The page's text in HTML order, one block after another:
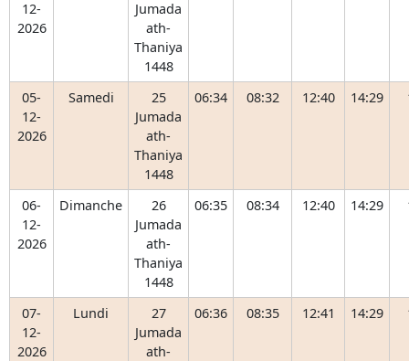
12-
2026
Jumada
ath-
Thaniya
1448
05-
12-
2026
Samedi
25
Jumada
ath-
Thaniya
1448
06:34 08:32 12:40 14:29
06-
12-
2026
Dimanche
26
Jumada
ath-
Thaniya
1448
06:35 08:34 12:40 14:29
07-
12-
2026
Lundi
27
Jumada
ath-
06:36 08:35 12:41 14:29